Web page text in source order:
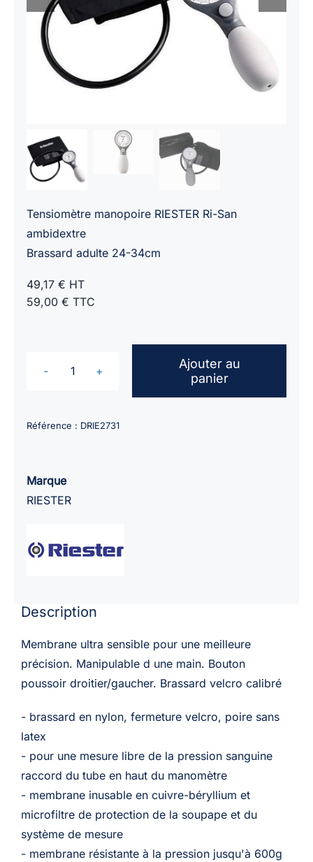
Tensiomètre manopoire RIESTER Ri-San
ambidextre
Brassard adulte 24-34cm
49,17 € HT
59,00 € TTC
quantité
Tensiomètre
adulte
Ajouter au
panier
Référence : DRIE2731
Marque
RIESTER
Description
Membrane ultra sensible pour une meilleure
précision. Manipulable d une main. Bouton
poussoir droitier/gaucher. Brassard velcro calibré
- brassard en nylon, fermeture velcro, poire sans
latex
- pour une mesure libre de la pression sanguine
raccord du tube en haut du manomètre
- membrane inusable en cuivre-béryllium et
microfiltre de protection de la soupape et du
système de mesure
- membrane résistante à la pression jusqu'à 600g